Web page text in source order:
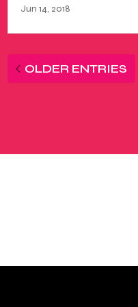
Jun 14, 2018
OLDER ENTRIES